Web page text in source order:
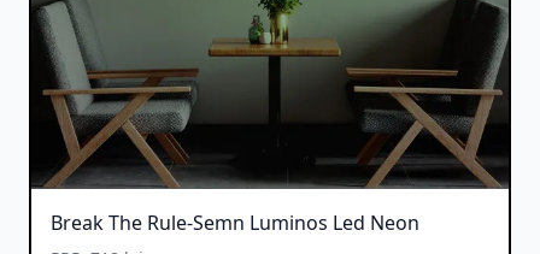
Break The Rule-Semn Luminos Led Neon